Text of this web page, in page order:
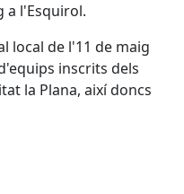
a l'Esquirol.
local de l'11 de maig
inscrits dels
la Plana, així doncs